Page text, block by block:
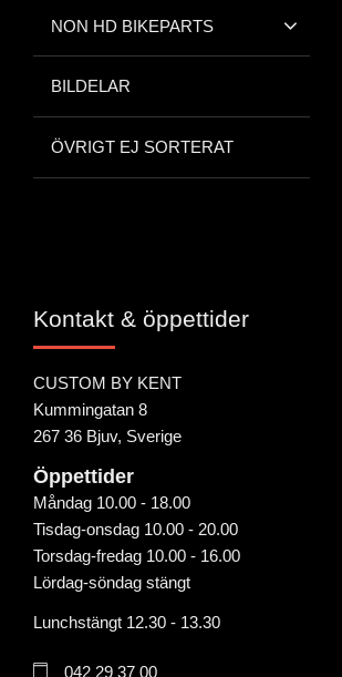
NON HD BIKEPARTS
BILDELAR
ÖVRIGT EJ SORTERAT
Kontakt & öppettider
CUSTOM BY KENT
Kummingatan 8
267 36 Bjuv, Sverige
Öppettider
Måndag 10.00 - 18.00
Tisdag-onsdag 10.00 - 20.00
Torsdag-fredag 10.00 - 16.00
Lördag-söndag stängt
Lunchstängt 12.30 - 13.30
042 29 37 00